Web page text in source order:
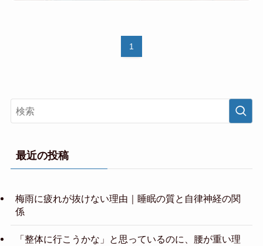
1
最近の投稿
梅雨に疲れが抜けない理由｜睡眠の質と自律神経の関
係
「整体に行こうかな」と思っているのに、腰が重い理